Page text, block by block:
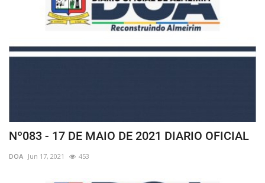
Nº083 - 17 DE MAIO DE 2021 DIARIO OFICIAL
DOA Jun 17, 2021 453